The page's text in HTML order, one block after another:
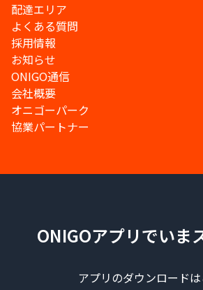
配達エリア
よくある質問
採用情報
お知らせ
ONIGO通信
会社概要
オニゴーパーク
協業パートナー
ONIGOアプリでいま
アプリのダウンロード